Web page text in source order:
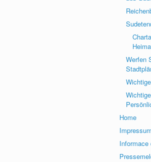
Werfen
Home
Impressum